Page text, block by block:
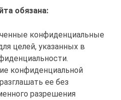
обязана:
конфиденциальные
целей, указанных в
конфиденциальной
ее без
разрешения